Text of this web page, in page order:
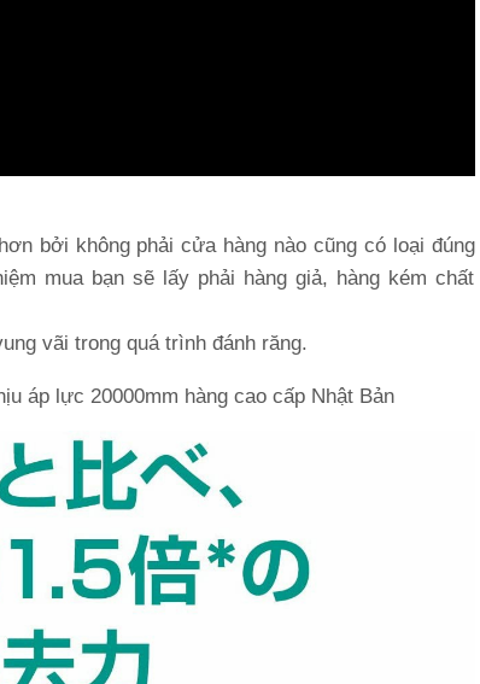
bởi không phải cửa hàng nào cũng có loại đúng
mua bạn sẽ lấy phải hàng giả, hàng kém chất
vãi trong quá trình đánh răng.
áp lực 20000mm hàng cao cấp Nhật Bản